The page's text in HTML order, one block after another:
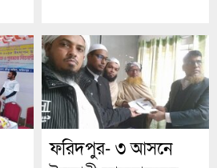
ফরিদপুর- ৩ আসনে